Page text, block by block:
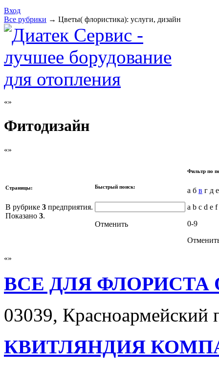
Вход
Все рубрики → Цветы( флористика): услуги, дизайн
Фитодизайн
Страницы:
В рубрике 3 предприятия.
Показано 3.
Быстрый поиск:
Отменить
Фильтр по
а б в г д
a b c d e
0-9
ВСЕ ДЛЯ ФЛОРИСТА
03039, Красноармейский
КВИТЛЯНДИЯ